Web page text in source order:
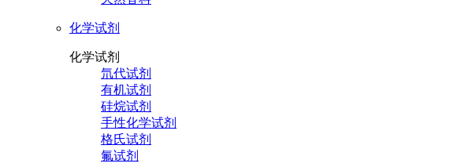
化学试剂
化学试剂
氘代试剂
有机试剂
硅烷试剂
手性化学试剂
格氏试剂
氟试剂